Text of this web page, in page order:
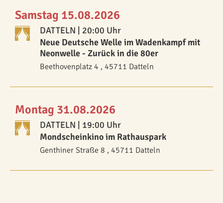
Samstag 15.08.2026
DATTELN | 20:00 Uhr
Neue Deutsche Welle im Wadenkampf mit
Neonwelle - Zurück in die 80er
Beethovenplatz 4 , 45711 Datteln
Montag 31.08.2026
DATTELN | 19:00 Uhr
Mondscheinkino im Rathauspark
Genthiner Straße 8 , 45711 Datteln